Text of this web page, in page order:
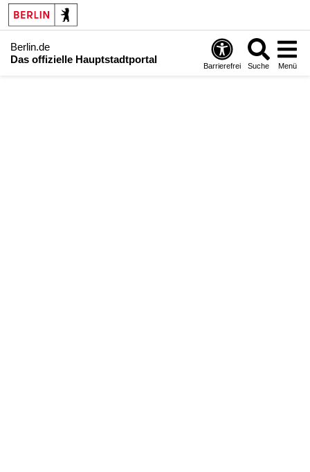
Berlin.de
Das offizielle Hauptstadtportal
Barrierefrei Suche Menü